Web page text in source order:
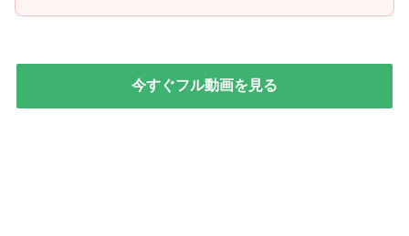
今すぐフル動画を見る